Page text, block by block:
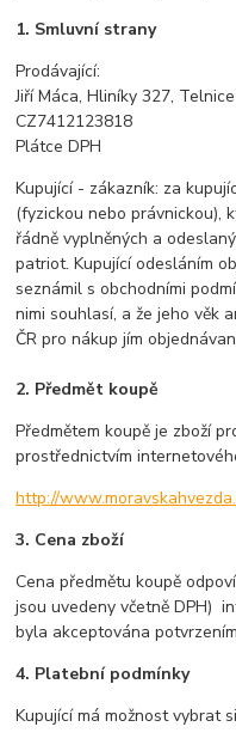
1. Smluvní strany
Prodávající:
Jiří Máca, Hliníky 327,
CZ7412123818
Plátce DPH
Kupující - zákazník: za
(fyzickou nebo právnickou),
řádně vyplněných a
patriot. Kupující odesláním
seznámil s obchodními
nimi souhlasí, a že jeho věk
ČR pro nákup jím
2. Předmět koupě
Předmětem koupě je zboží
prostřednictvím
http://
3. Cena zboží
Cena předmětu koupě
jsou uvedeny včetně DPH)
byla akceptována
4. Platební podmínky
Kupující má možnost vybrat